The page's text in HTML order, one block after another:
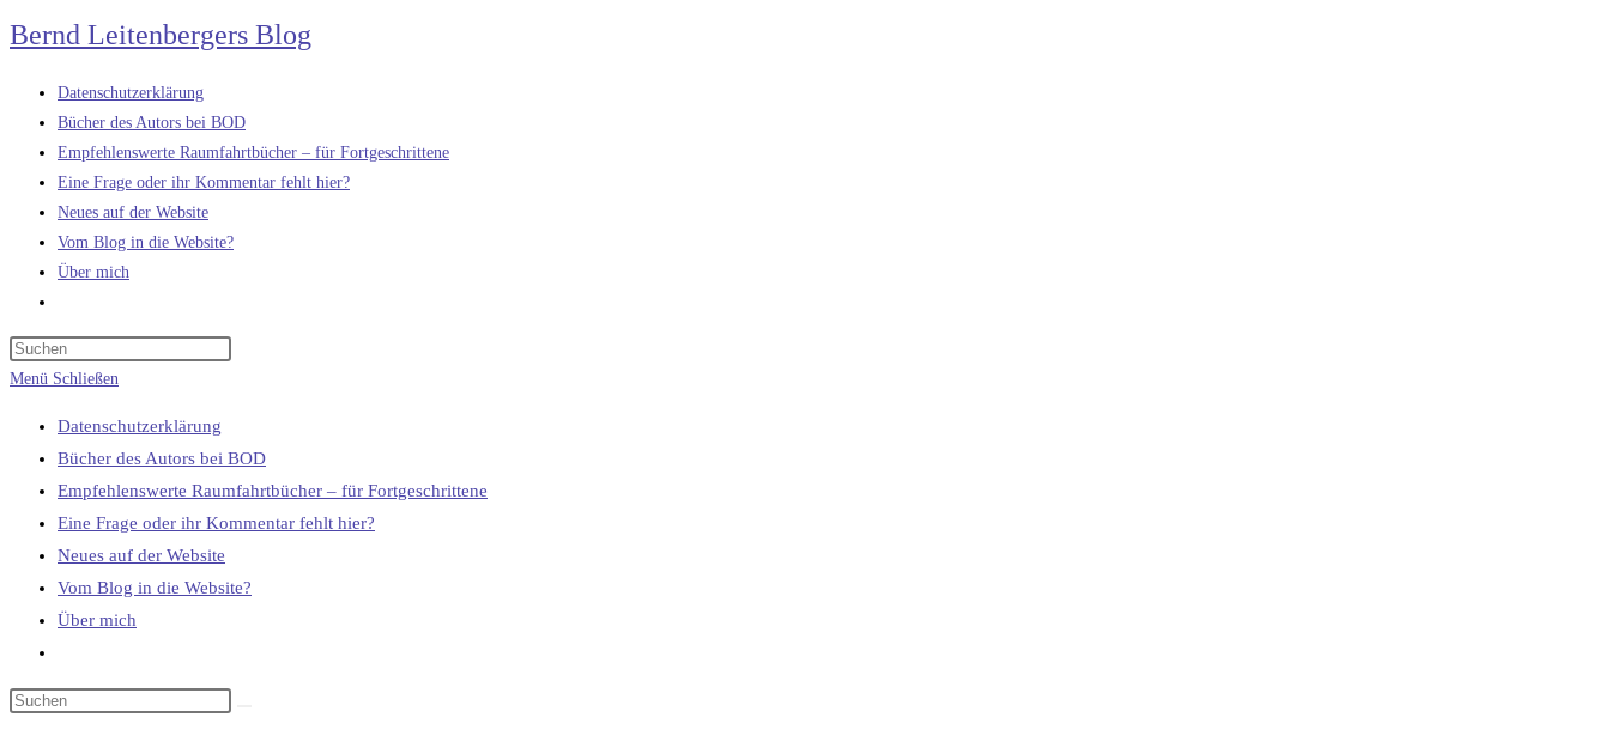
Zum
Inhalt
springen
Bernd Leitenbergers Blog
Datenschutzerklärung
Bücher des Autors bei BOD
Empfehlenswerte Raumfahrtbücher – für Fortgeschrittene
Eine Frage oder ihr Kommentar fehlt hier?
Neues auf der Website
Vom Blog in die Website?
Über mich
umschalten
Menü Schließen
Datenschutzerklärung
Bücher des Autors bei BOD
Empfehlenswerte Raumfahrtbücher – für Fortgeschrittene
Eine Frage oder ihr Kommentar fehlt hier?
Neues auf der Website
Vom Blog in die Website?
Über mich
umschalten